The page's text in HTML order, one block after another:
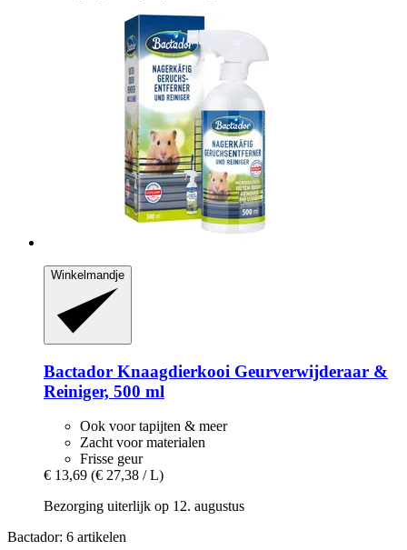
Winkelmandje
Bactador Knaagdierkooi Geurverwijderaar &
Reiniger, 500 ml
Ook voor tapijten & meer
Zacht voor materialen
Frisse geur
€ 13,69 (€ 27,38 / L)
Bezorging uiterlijk op 12. augustus
Bactador: 6 artikelen